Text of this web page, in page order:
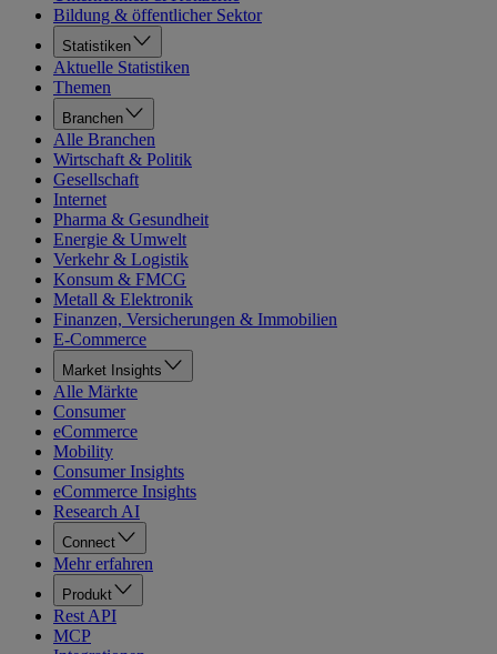
Bildung & öffentlicher Sektor
Statistiken
Aktuelle Statistiken
Themen
Branchen
Alle Branchen
Wirtschaft & Politik
Gesellschaft
Internet
Pharma & Gesundheit
Energie & Umwelt
Verkehr & Logistik
Konsum & FMCG
Metall & Elektronik
Finanzen, Versicherungen & Immobilien
E-Commerce
Market Insights
Alle Märkte
Consumer
eCommerce
Mobility
Consumer Insights
eCommerce Insights
Research AI
Connect
Mehr erfahren
Produkt
Rest API
MCP